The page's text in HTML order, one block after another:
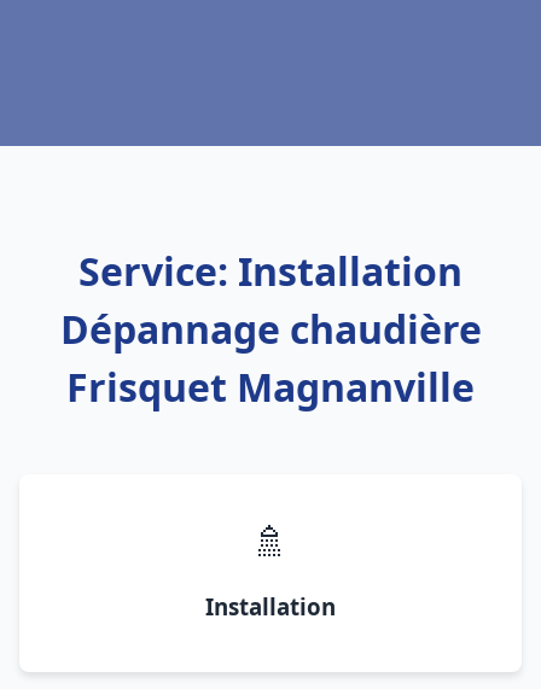
Service: Installation
Dépannage chaudière
Frisquet Magnanville
🚿
Installation